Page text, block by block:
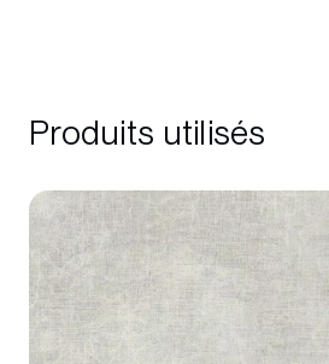
Produits utilisés